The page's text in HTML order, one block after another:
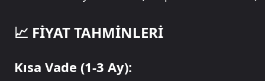
📈 FİYAT TAHMİNLERİ
Kısa Vade (1-3 Ay):